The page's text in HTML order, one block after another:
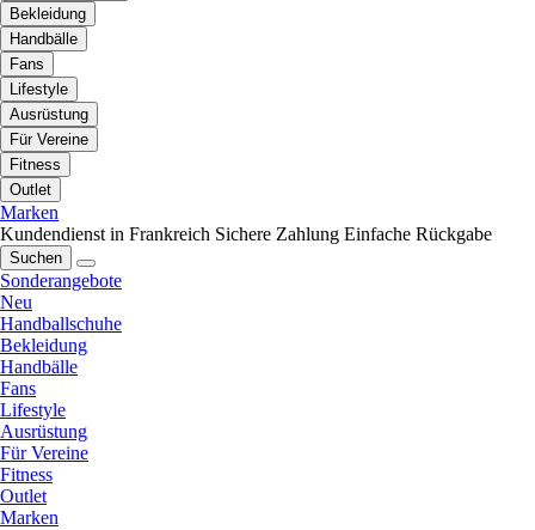
Bekleidung
Handbälle
Fans
Lifestyle
Ausrüstung
Für Vereine
Fitness
Outlet
Marken
Kundendienst in Frankreich Sichere Zahlung Einfache Rückgabe
Suchen
Sonderangebote
Neu
Handballschuhe
Bekleidung
Handbälle
Fans
Lifestyle
Ausrüstung
Für Vereine
Fitness
Outlet
Marken